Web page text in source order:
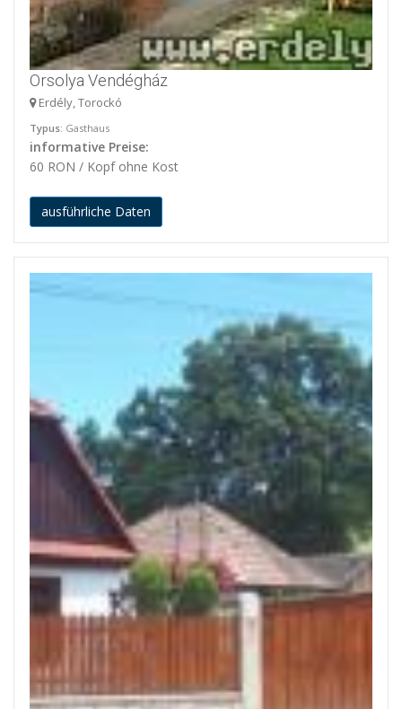
Orsolya Vendégház
Erdély, Torockó
Typus: Gasthaus
informative Preise:
60 RON / Kopf ohne Kost
ausführliche Daten